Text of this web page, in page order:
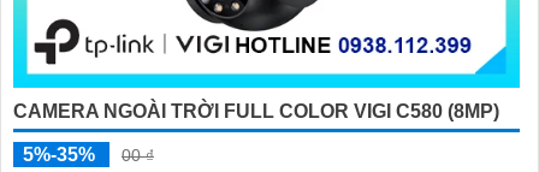
CAMERA NGOÀI TRỜI FULL COLOR VIGI C580 (8MP)
5%-35%
00 ₫